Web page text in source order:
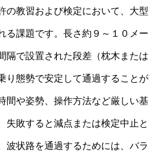
の教習および検定において、大型
る課題です。長さ約９～１０メー
隔で設置された段差（枕木または
り態勢で安定して通過することが
間や姿勢、操作方法など厳しい基
失敗すると減点または検定中止と
波状路を通過するためには、バラ